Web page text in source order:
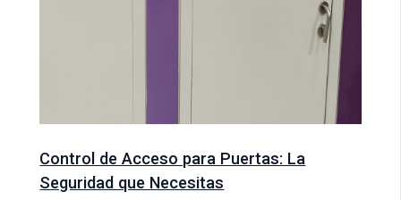
Control de Acceso para Puertas: La
Seguridad que Necesitas